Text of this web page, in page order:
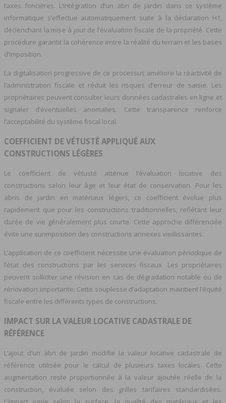
taxes foncières. L’intégration d’un abri de jardin dans ce système
informatique s’effectue automatiquement suite à la déclaration H1,
déclenchant la mise à jour de l’évaluation fiscale de la propriété. Cette
procédure garantit la cohérence entre la réalité du terrain et les bases
d’imposition.
La digitalisation progressive de ce processus améliore la réactivité de
l’administration fiscale et réduit les risques d’erreur de saisie. Les
propriétaires peuvent consulter leurs données cadastrales en ligne et
signaler d’éventuelles anomalies. Cette transparence renforce
l’acceptabilité du système fiscal local.
COEFFICIENT DE VÉTUSTÉ APPLIQUÉ AUX
CONSTRUCTIONS LÉGÈRES
Le coefficient de vétusté atténue l’évaluation locative des
constructions selon leur âge et leur état de conservation. Pour les
abris de jardin en matériaux légers, ce coefficient évolue plus
rapidement que pour les constructions traditionnelles, reflétant leur
durée de vie généralement plus courte. Cette approche différenciée
évite une surimposition des constructions annexes vieillissantes.
L’application de ce coefficient nécessite une évaluation périodique de
l’état des constructions par les services fiscaux. Les propriétaires
peuvent solliciter une révision en cas de dégradation notable ou de
rénovation importante. Cette souplesse d’adaptation maintient l’équité
fiscale entre les différents types de constructions.
IMPACT SUR LA VALEUR LOCATIVE CADASTRALE DE
RÉFÉRENCE
L’ajout d’un abri de jardin modifie la valeur locative cadastrale de
référence utilisée pour le calcul de plusieurs taxes locales. Cette
augmentation reste proportionnée à la valeur ajoutée réelle de la
construction, évaluée selon des grilles tarifaires standardisées.